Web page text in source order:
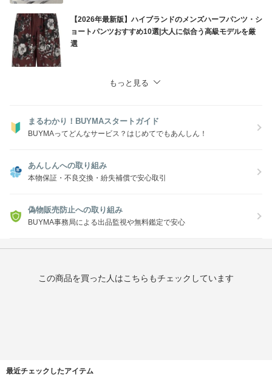
【2026年最新版】ハイブランドのメンズハーフパンツ・シ
ョートパンツおすすめ10選|大人に似合う高級モデルを厳
選
もっと見る
まるわかり！BUYMAスタートガイド
BUYMAってどんなサービス？はじめてでもあんしん！
あんしんへの取り組み
本物保証・不良交換・紛失補償で安心取引
偽物販売防止への取り組み
BUYMA事務局による出品監視や無料鑑定で安心
この商品を買った人はこちらもチェックしています
最近チェックしたアイテム